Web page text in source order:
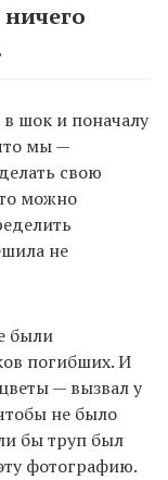
в шок и поначалу
мы —
свою
можно
не
были
погибших. И
— вызвал у
не было
бы труп был
фотографию.